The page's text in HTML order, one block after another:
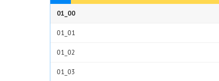
01_00
01_01
01_02
01_03